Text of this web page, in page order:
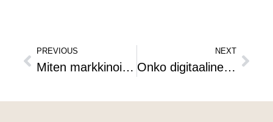
PREVIOUS
Miten markkinoidaan yritykselle sosiaalisessa mediassa?
NEXT
Onko digitaalinen näkyvyytesi optimoitu täydelliseksi?